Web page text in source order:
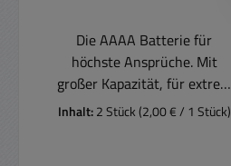
Die AAAA Batterie für
höchste Ansprüche. Mit
großer Kapazität, für extrem
hohe Stromentnahmen
Inhalt:2 Stück(2,00 € / 1 Stück)